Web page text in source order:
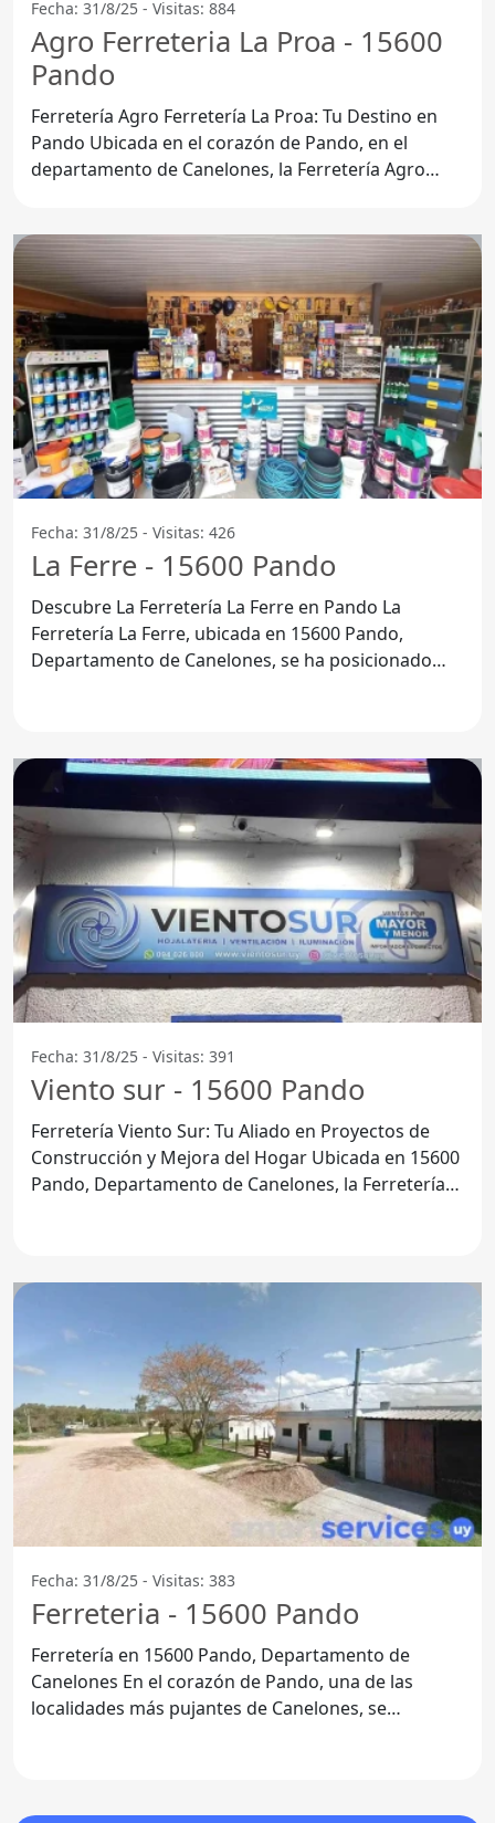
Fecha: 31/8/25 - Visitas: 884
Agro Ferreteria La Proa - 15600
Pando
Ferretería Agro Ferretería La Proa: Tu Destino en
Pando Ubicada en el corazón de Pando, en el
departamento de Canelones, la Ferretería Agro
Fecha: 31/8/25 - Visitas: 426
La Ferre - 15600 Pando
Descubre La Ferretería La Ferre en Pando La
Ferretería La Ferre, ubicada en 15600 Pando,
Departamento de Canelones, se ha posicionado
Fecha: 31/8/25 - Visitas: 391
Viento sur - 15600 Pando
Ferretería Viento Sur: Tu Aliado en Proyectos de
Construcción y Mejora del Hogar Ubicada en 15600
Pando, Departamento de Canelones, la Ferretería
Fecha: 31/8/25 - Visitas: 383
Ferreteria - 15600 Pando
Ferretería en 15600 Pando, Departamento de
Canelones En el corazón de Pando, una de las
localidades más pujantes de Canelones, se